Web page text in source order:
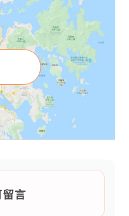
言